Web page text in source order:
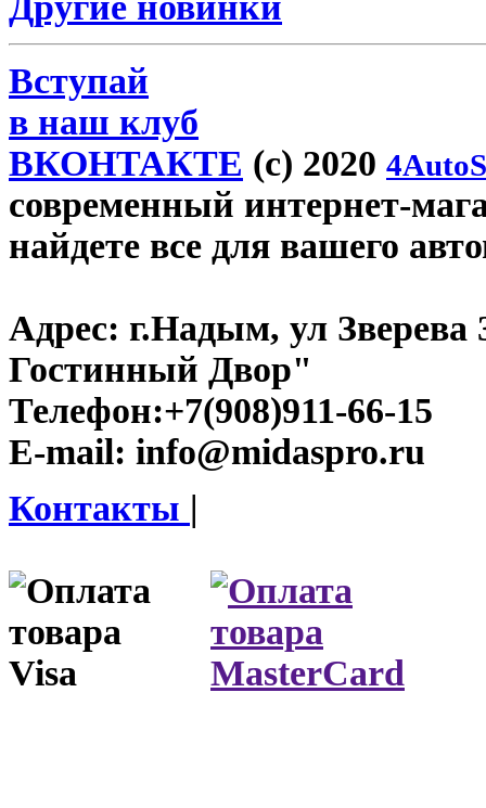
Вступай
в наш клуб
ВКОНТАКТЕ (c) 2020
современный интернет-
найдете все для вашего
Адрес: г.Надым, ул
Гостинный Двор"
Телефон:+7(908)911-66-15
E-mail: info@midaspro.ru
Контакты |